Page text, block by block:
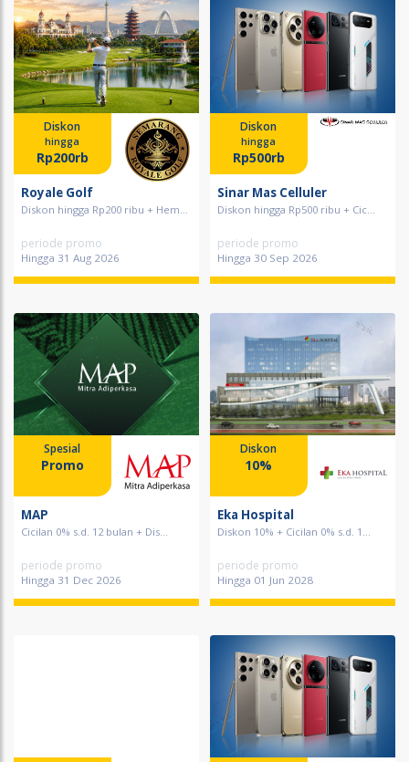
Diskon
hingga
Rp200rb
Royale Golf
Diskon hingga Rp200 ribu + Hem...
periode promo
Hingga 31 Aug 2026
Diskon
hingga
Rp500rb
Sinar Mas Celluler
Diskon hingga Rp500 ribu + Cic...
periode promo
Hingga 30 Sep 2026
Spesial
Promo
MAP
Cicilan 0% s.d. 12 bulan + Dis...
periode promo
Hingga 31 Dec 2026
Diskon
10%
Eka Hospital
Diskon 10% + Cicilan 0% s.d. 1...
periode promo
Hingga 01 Jun 2028